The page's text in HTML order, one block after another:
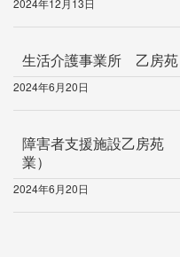
2024年12月13日
生活介護事業所 乙房苑
2024年6月20日
障害者支援施設乙房
業）
2024年6月20日